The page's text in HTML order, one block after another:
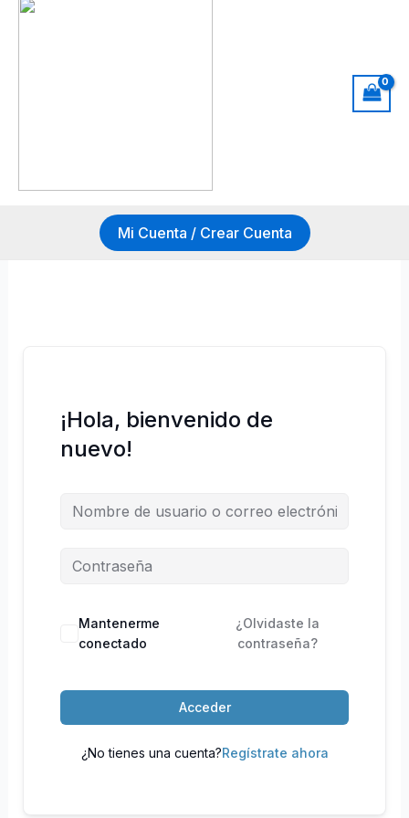
Mi Cuenta / Crear Cuenta
¡Hola, bienvenido de
nuevo!
Mantenerme
conectado
¿Olvidaste la
contraseña?
Acceder
¿No tienes una cuenta?Regístrate ahora